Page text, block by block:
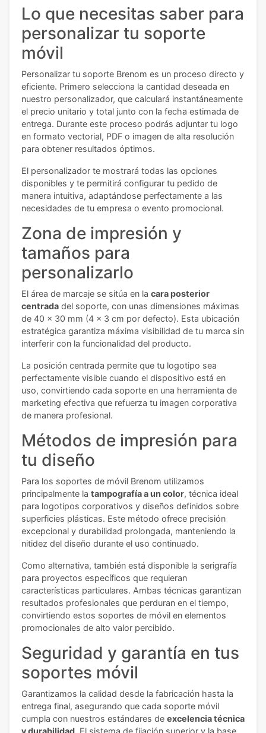
Lo que necesitas saber para
personalizar tu soporte
móvil
Personalizar tu soporte Brenom es un proceso directo y
eficiente. Primero selecciona la cantidad deseada en
nuestro personalizador, que calculará instantáneamente
el precio unitario y total junto con la fecha estimada de
entrega. Durante este proceso podrás adjuntar tu logo
en formato vectorial, PDF o imagen de alta resolución
para obtener resultados óptimos.
El personalizador te mostrará todas las opciones
disponibles y te permitirá configurar tu pedido de
manera intuitiva, adaptándose perfectamente a las
necesidades de tu empresa o evento promocional.
Zona de impresión y
tamaños para
personalizarlo
El área de marcaje se sitúa en la cara posterior
centrada del soporte, con unas dimensiones máximas
de 40 x 30 mm (4 x 3 cm por defecto). Esta ubicación
estratégica garantiza máxima visibilidad de tu marca sin
interferir con la funcionalidad del producto.
La posición centrada permite que tu logotipo sea
perfectamente visible cuando el dispositivo está en
uso, convirtiendo cada soporte en una herramienta de
marketing efectiva que refuerza tu imagen corporativa
de manera profesional.
Métodos de impresión para
tu diseño
Para los soportes de móvil Brenom utilizamos
principalmente la tampografía a un color, técnica ideal
para logotipos corporativos y diseños definidos sobre
superficies plásticas. Este método ofrece precisión
excepcional y durabilidad prolongada, manteniendo la
nitidez del diseño durante el uso continuado.
Como alternativa, también está disponible la serigrafía
para proyectos específicos que requieran
características particulares. Ambas técnicas garantizan
resultados profesionales que perduran en el tiempo,
convirtiendo estos soportes de móvil en elementos
promocionales de alto valor percibido.
Seguridad y garantía en tus
soportes móvil
Garantizamos la calidad desde la fabricación hasta la
entrega final, asegurando que cada soporte móvil
cumpla con nuestros estándares de excelencia técnica
y durabilidad . El sistema de fijación superior y la base